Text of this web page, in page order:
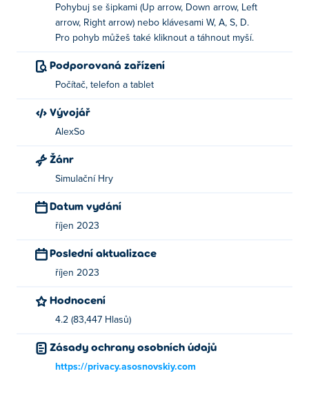
Jak hrát Village Craft?
Pohyb: Pohybujte se pomocí kláves se šipkami,
WASD nebo kliknutím a tažením myší!
Kdo vytvořil Village Craft?
Village Craft vytvořil AlexSo. Toto je jejich první hra Poki!
Village Craft můžete hrát zdarma na Poki.
Mohu hrát Village Craft na mobilních
zařízeních a počítači?
Village Craft lze hrát na počítači a mobilních zařízeních,
jako jsou telefony a tablety.
Pohybuj se šipkami (Up arrow, Down arrow, Left
arrow, Right arrow) nebo klávesami W, A, S, D.
Pro pohyb můžeš také kliknout a táhnout myší.
Podporovaná zařízení
Počítač, telefon a tablet
Vývojář
AlexSo
Žánr
Simulační Hry
Datum vydání
říjen 2023
Poslední aktualizace
říjen 2023
Hodnocení
4.2 (83,447 Hlasů)
Zásady ochrany osobních údajů
https://privacy.asosnovskiy.com